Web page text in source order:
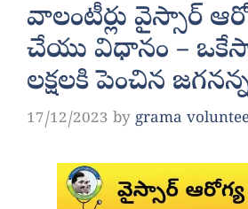
వాలంటీర్లు వైస్సార్
చేయు విధానం –
లక్షలకి పెంచిన
17/12/2023 by grama